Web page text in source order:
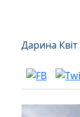
Дарина Квіт